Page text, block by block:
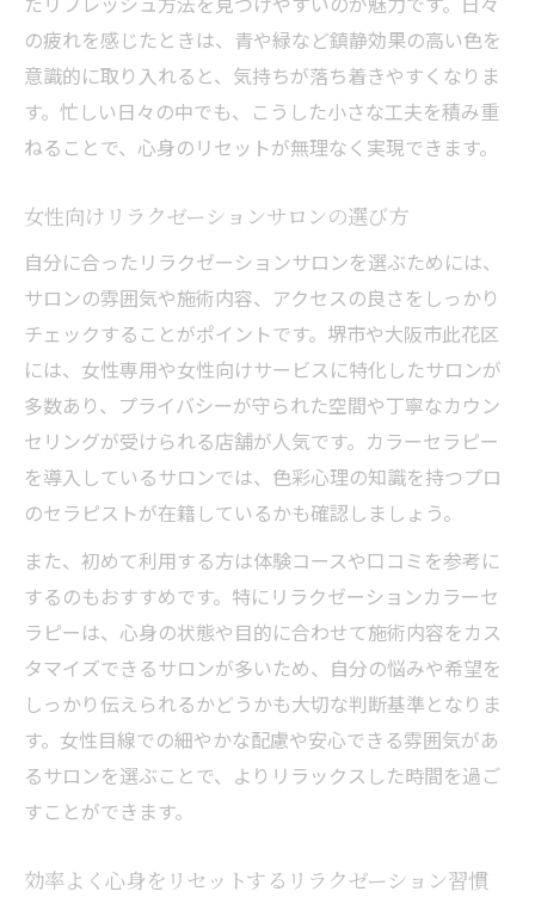
の疲れを感じたときは、青や緑など鎮静効果の高い色を
意識的に取り入れると、気持ちが落ち着きやすくなりま
す。忙しい日々の中でも、こうした小さな工夫を積み重
ねることで、心身のリセットが無理なく実現できます。
女性向けリラクゼーションサロンの選び方
自分に合ったリラクゼーションサロンを選ぶためには、
サロンの雰囲気や施術内容、アクセスの良さをしっかり
チェックすることがポイントです。堺市や大阪市此花区
には、女性専用や女性向けサービスに特化したサロンが
多数あり、プライバシーが守られた空間や丁寧なカウン
セリングが受けられる店舗が人気です。カラーセラピー
を導入しているサロンでは、色彩心理の知識を持つプロ
のセラピストが在籍しているかも確認しましょう。
また、初めて利用する方は体験コースや口コミを参考に
するのもおすすめです。特にリラクゼーションカラーセ
ラピーは、心身の状態や目的に合わせて施術内容をカス
タマイズできるサロンが多いため、自分の悩みや希望を
しっかり伝えられるかどうかも大切な判断基準となりま
す。女性目線での細やかな配慮や安心できる雰囲気があ
るサロンを選ぶことで、よりリラックスした時間を過ご
すことができます。
効率よく心身をリセットするリラクゼーション習慣